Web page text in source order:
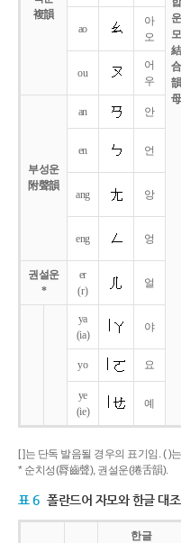
운
모
結
合
韻
母
複韻
ao
아
오
ou
어
우
부성운
附聲韻
an 안
en 언
ang 앙
eng 엉
권설운
*
er
(r)
얼
ya
(ia)
야
yo 요
ye
(ie)
예
[ ]는 단독 발음될 경우의 표기임. ( )
* 순치성(脣齒聲), 권설운(捲舌韻).
표 6 폴란드어 자모와 한글 대
한글